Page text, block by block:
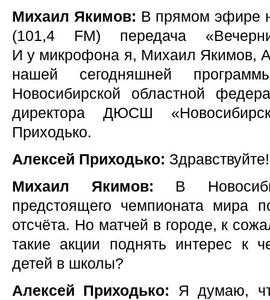
Михаил Якимов: В прямом эфире
(101,4 FM) передача
И у микрофона я, Михаил Якимов,
нашей сегодняшней
Новосибирской областной
директора ДЮСШ
Приходько.
Алексей Приходько: Здравствуйте!
Михаил Якимов: В
предстоящего чемпионата мира
отсчёта. Но матчей в городе, к
такие акции поднять интерес к
детей в школы?
Алексей Приходько: Я думаю,